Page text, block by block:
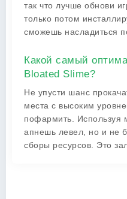
так что лучше обнови
только потом
сможешь насладиться
Какой самый
Bloated Slime?
Не упусти шанс
места с высоким
пофармить. Используя
апнешь левел, но и не
сборы ресурсов. Это